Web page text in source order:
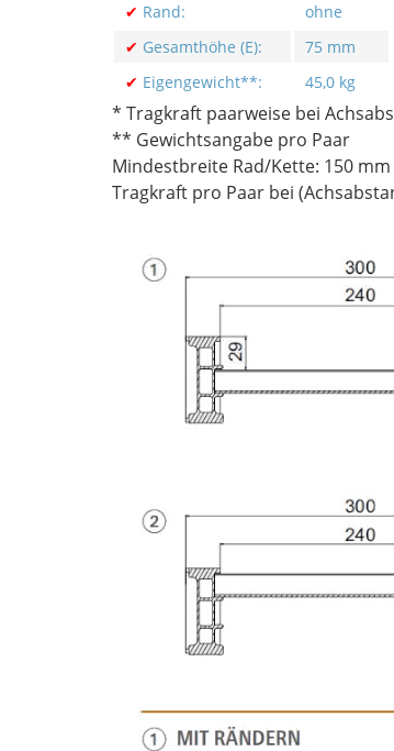
✔ Rand:
ohne
✔ Gesamthöhe (E):
75 mm
✔ Eigengewicht**: 45,0 kg
* Tragkraft paarweise bei
** Gewichtsangabe pro Paar
Mindestbreite Rad/Kette: 150
Tragkraft pro Paar bei